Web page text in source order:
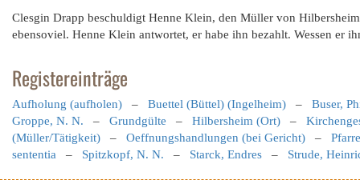
Clesgin Drapp beschuldigt Henne Klein, den Müller von
ebensoviel. Henne Klein antwortet, er habe ihn bezahlt. Wessen er
Registereinträge
Aufholung (aufholen) – Buettel (Büttel) (Ingelheim) – Buser,
Groppe, N. N. – Grundgülte – Hilbersheim (Ort) –
(Müller/Tätigkeit) – Oeffnungshandlungen (bei Gericht) –
sententia – Spitzkopf, N. N. – Starck, Endres – Strude,